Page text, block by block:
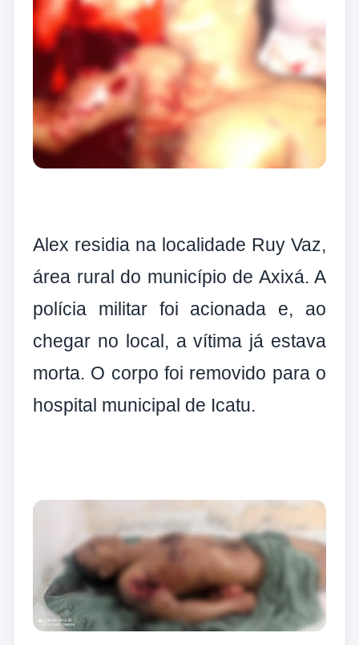
Alex residia na localidade Ruy Vaz,
área rural do município de Axixá. A
polícia militar foi acionada e, ao
chegar no local, a vítima já estava
morta. O corpo foi removido para o
hospital municipal de Icatu.